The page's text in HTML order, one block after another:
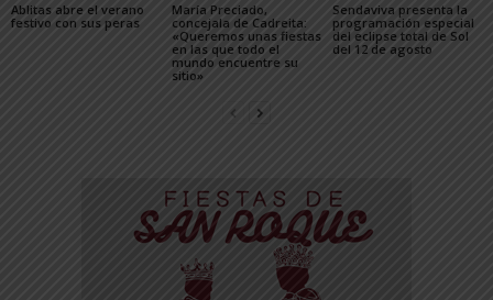
Ablitas abre el verano
festivo con sus peras
María Preciado,
concejala de Cadreita:
«Queremos unas fiestas
en las que todo el
mundo encuentre su
sitio»
Sendaviva presenta la
programación especial
del eclipse total de Sol
del 12 de agosto